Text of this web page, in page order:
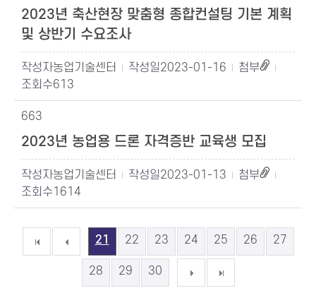
2023년 축산현장 맞춤형 종합컨설팅 기본 계획
및 상반기 수요조사
농업기술센터
2023-01-16
613
663
2023년 농업용 드론 자격증반 교육생 모집
농업기술센터
2023-01-13
1614
21 22 23 24 25 26 27
28 29 30